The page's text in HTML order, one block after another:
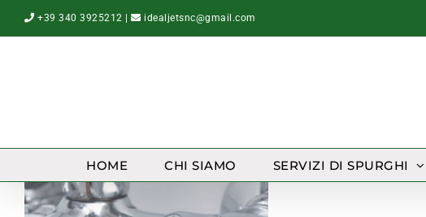
Salta
+39 340 3925212 idealjetsnc@gmail.com
HOME CHI SIAMO SERVIZI DI SPURGHI